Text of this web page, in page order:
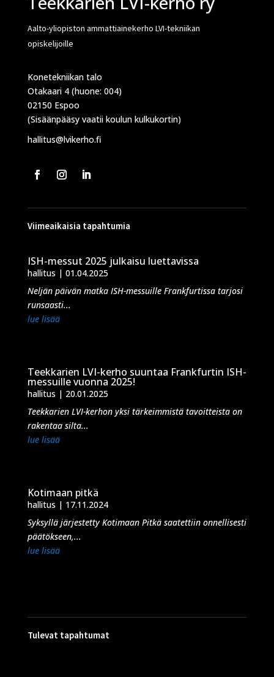
Aalto-yliopiston ammattiainekerho LVI-tekniikan
opiskelijoille
Konetekniikan talo
Otakaari 4 (huone: 004)
02150 Espoo
(Sisäänpääsy vaatii koulun kulkukortin)
hallitus@lvikerho.fi
Viimeaikaisia tapahtumia
ISH-messut 2025 julkaisu luettavissa
hallitus | 01.04.2025
Neljän päivän matka ISH-messuille Frankfurtissa tarjosi
runsaasti...
lue lisää
Teekkarien LVI-kerho suuntaa Frankfurtin ISH-
messuille vuonna 2025!
hallitus | 20.01.2025
Teekkarien LVI-kerhon yksi tärkeimmistä tavoitteista on
rakentaa silta...
lue lisää
Kotimaan pitkä
hallitus | 17.11.2024
Syksyllä järjestetty Kotimaan Pitkä saatettiin onnellisesti
päätökseen,...
lue lisää
Tulevat tapahtumat